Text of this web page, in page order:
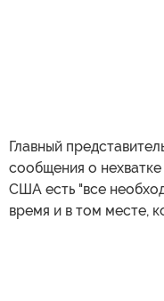
Главный
сообщения о
США есть "все
время и в том месте,